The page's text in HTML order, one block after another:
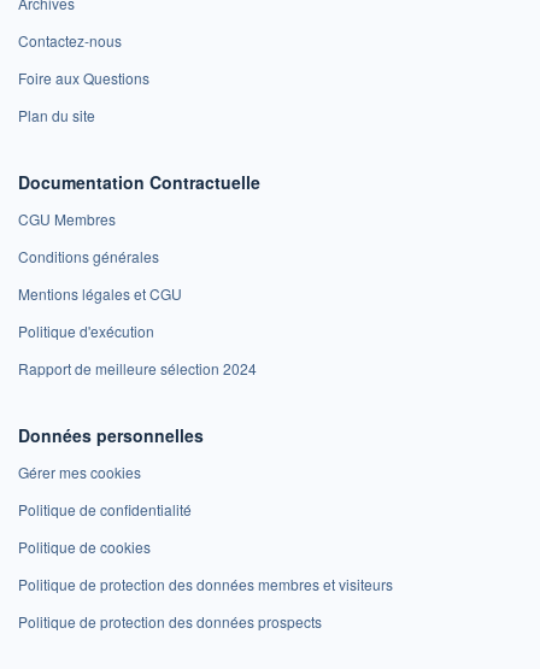
Contactez-nous
Foire aux Questions
Plan du site
Documentation Contractuelle
CGU Membres
Conditions générales
Mentions légales et CGU
Politique d'exécution
Rapport de meilleure sélection 2024
Données personnelles
Gérer mes cookies
Politique de confidentialité
Politique de cookies
Politique de protection des données membres et visiteurs
Politique de protection des données prospects